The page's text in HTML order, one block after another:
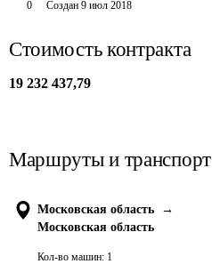
0 Создан 9 июл 2018
Стоимость контракта
19 232 437,79
Маршруты и транспорт
Московская область
→
Московская область
Кол-во машин: 1